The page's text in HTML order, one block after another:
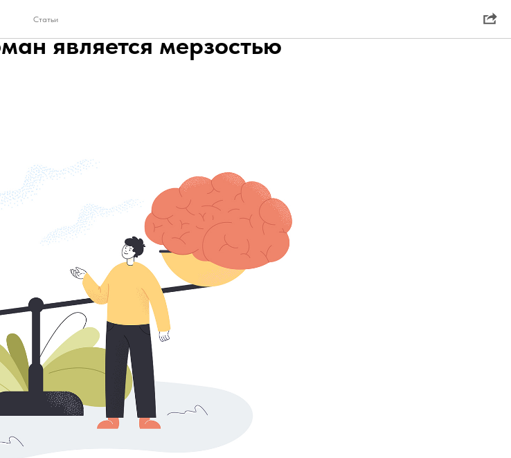
Статьи
почему даже
является мерзостью